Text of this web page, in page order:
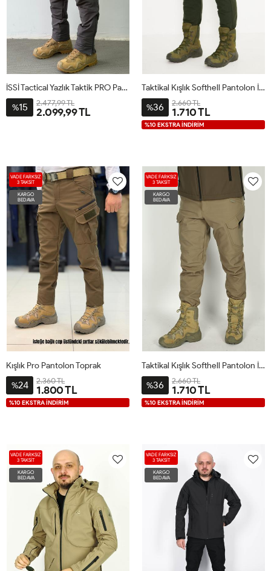
İSSİ Tactical Yazlık Taktik PRO Pantolon Antrasit
%15 2.477,99 TL
2.099,99 TL
Taktikal Kışlık Softhell Pantolon İSSİ Haki
%36 2.660 TL
1.710 TL
%10 EKSTRA İNDİRİM
VADE FARKSIZ
3 TAKSİT
KARGO
BEDAVA
Kışlık Pro Pantolon Toprak
%24 2.360 TL
1.800 TL
%10 EKSTRA İNDİRİM
VADE FARKSIZ
3 TAKSİT
KARGO
BEDAVA
Taktikal Kışlık Softhell Pantolon İSSİ Çöl
%36 2.660 TL
1.710 TL
%10 EKSTRA İNDİRİM
VADE FARKSIZ
3 TAKSİT
KARGO
BEDAVA
VADE FARKSIZ
3 TAKSİT
KARGO
BEDAVA